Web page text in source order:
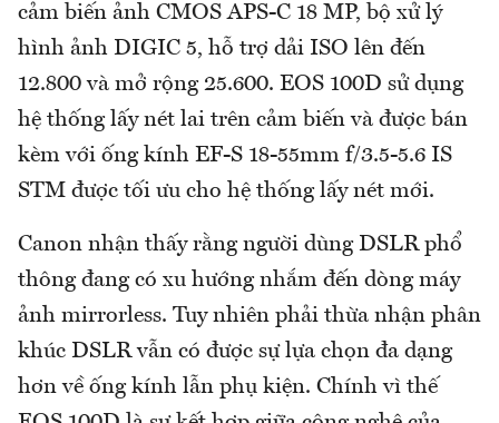
cảm biến ảnh CMOS APS-C 18 MP, bộ xử lý
hình ảnh DIGIC 5, hỗ trợ dải ISO lên đến
12.800 và mở rộng 25.600. EOS 100D sử dụng
hệ thống lấy nét lai trên cảm biến và được bán
kèm với ống kính EF-S 18-55mm f/3.5-5.6 IS
STM được tối ưu cho hệ thống lấy nét mới.
Canon nhận thấy rằng người dùng DSLR phổ
thông đang có xu hướng nhắm đến dòng máy
ảnh mirrorless. Tuy nhiên phải thừa nhận phân
khúc DSLR vẫn có được sự lựa chọn đa dạng
hơn về ống kính lẫn phụ kiện. Chính vì thế